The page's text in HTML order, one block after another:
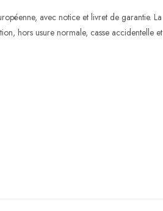
avec notice et livret de garantie. La
hors usure normale, casse accidentelle et